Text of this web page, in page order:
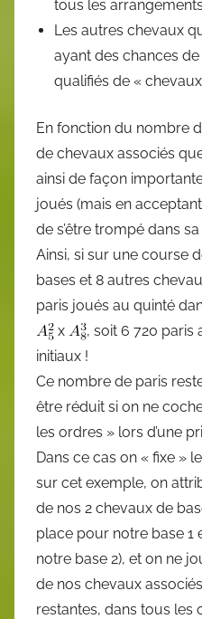
tous les arrangements
Les autres chevaux
ayant des chances de
qualifiés de «
En fonction du nombre
de chevaux associés
ainsi de façon
joués (mais en
de s’être trompé dans
Ainsi, si sur une course
bases et 8 autres
paris joués au quinté
x
, soit 6 720 paris
initiaux !
Ce nombre de paris
être réduit si on ne
les ordres » lors d’une
Dans ce cas on « fixe »
sur cet exemple, on
de nos 2 chevaux de
place pour notre base 1
notre base 2), et on ne
de nos chevaux
restantes, dans tous les